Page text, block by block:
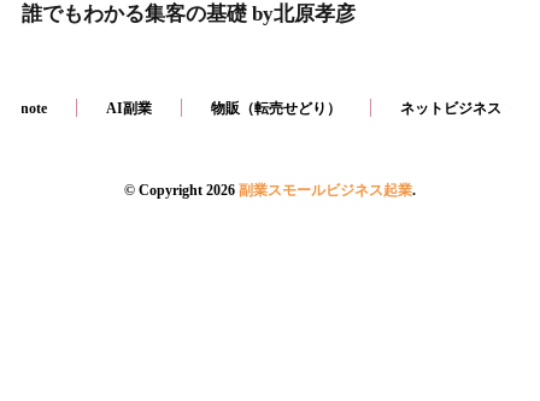
物販（転売せどり）
誰でもわかる集客の基礎 by北原孝彦
note AI副業 物販（転売せどり） ネットビジネス
© Copyright 2026 副業スモールビジネス起業.